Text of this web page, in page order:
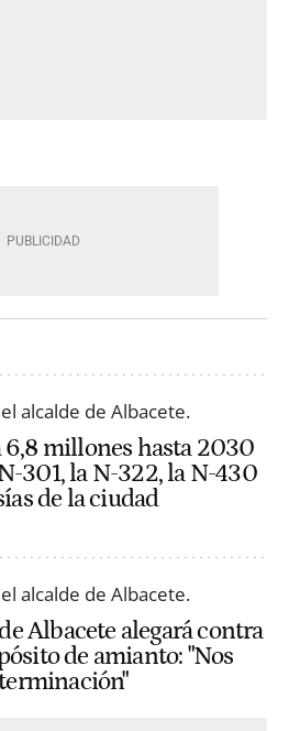
millones hasta 2030
301, la N-322, la N-430
de la ciudad
Albacete alegará contra
de amianto: "Nos